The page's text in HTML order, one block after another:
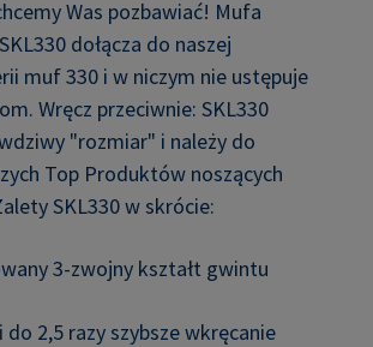
Was pozbawiać! Mufa
dołącza do naszej
muf 330 i w niczym nie ustępuje
Wręcz przeciwnie: SKL330
"rozmiar" i należy do
Top Produktów noszących
SKL330 w skrócie:
3-zwojny kształt gwintu
do 2,5 razy szybsze wkręcanie